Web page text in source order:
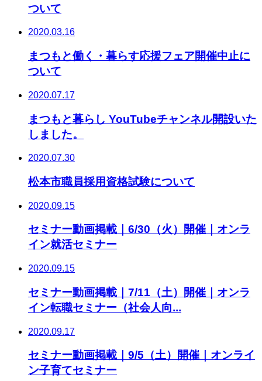
ついて
2020.03.16
まつもと働く・暮らす応援フェア開催中止に
ついて
2020.07.17
まつもと暮らし YouTubeチャンネル開設いた
しました。
2020.07.30
松本市職員採用資格試験について
2020.09.15
セミナー動画掲載｜6/30（火）開催｜オンラ
イン就活セミナー
2020.09.15
セミナー動画掲載｜7/11（土）開催｜オンラ
イン転職セミナー（社会人向...
2020.09.17
セミナー動画掲載｜9/5（土）開催｜オンライ
ン子育てセミナー